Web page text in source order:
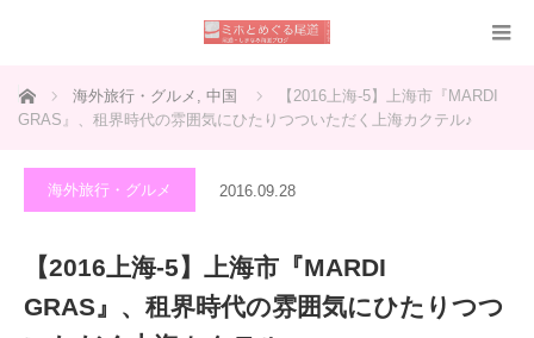
ホーム 海外旅行・グルメ , 中国
【2016上海-5】上海市『MARDI
GRAS』、租界時代の雰囲気にひたりつついただく上海カクテル♪
海外旅行・グルメ 2016.09.28
【2016上海-5】上海市『MARDI
GRAS』、租界時代の雰囲気にひたりつつ